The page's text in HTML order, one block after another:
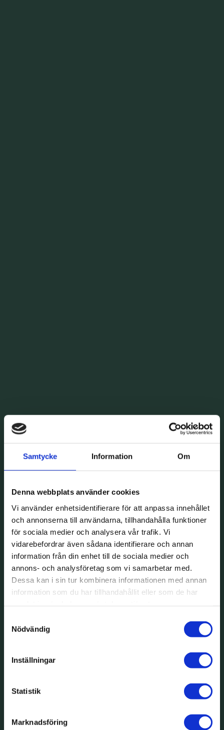
Samtycke Information Om
Denna webbplats använder cookies
Vi använder enhetsidentifierare för att anpassa innehållet
och annonserna till användarna, tillhandahålla funktioner
för sociala medier och analysera vår trafik. Vi
vidarebefordrar även sådana identifierare och annan
information från din enhet till de sociala medier och
annons- och analysföretag som vi samarbetar med.
Dessa kan i sin tur kombinera informationen med annan
information som du har tillhandahållit eller som de har
Nödvändig
Inställningar
Statistik
Marknadsföring